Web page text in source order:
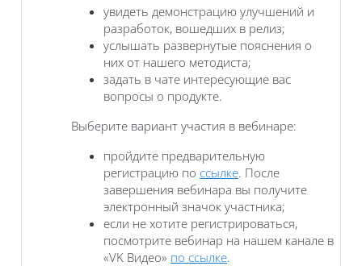
увидеть демонстрацию улучшений и
разработок, вошедших в релиз;
услышать развернутые пояснения о
них от нашего методиста;
задать в чате интересующие вас
вопросы о продукте.
Выберите вариант участия в вебинаре:
пройдите предварительную
регистрацию по ссылке. После
завершения вебинара вы получите
электронный значок участника;
если не хотите регистрироваться,
посмотрите вебинар на нашем канале в
«VK Видео» по ссылке.